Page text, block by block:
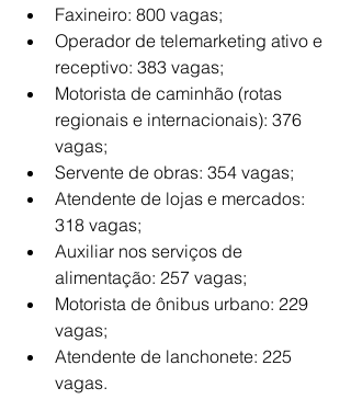
Faxineiro: 800 vagas;
Operador de telemarketing ativo e
receptivo: 383 vagas;
Motorista de caminhão (rotas
regionais e internacionais): 376
vagas;
Servente de obras: 354 vagas;
Atendente de lojas e mercados:
318 vagas;
Auxiliar nos serviços de
alimentação: 257 vagas;
Motorista de ônibus urbano: 229
vagas;
Atendente de lanchonete: 225
vagas.